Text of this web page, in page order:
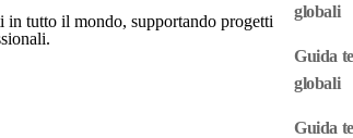
tutto il mondo, supportando progetti
globali
Guida
globali
Guida